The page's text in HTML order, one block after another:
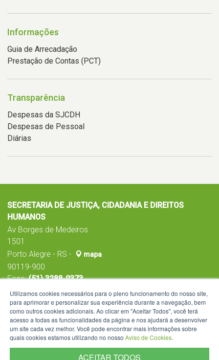
Informações
Guia de Arrecadação
Prestação de Contas (PCT)
Transparência
Despesas da SJCDH
Despesas de Pessoal
Diárias
SECRETARIA DE JUSTIÇA, CIDADANIA E DIREITOS
HUMANOS
Av Borges de Medeiros
1501
Porto Alegre - RS -
mapa
90119-900
Fone:(51) 3288-9373
Utilizamos cookies necessários para o pleno funcionamento do nosso site,
para aprimorar e personalizar sua experiência durante a navegação, bem
como outros cookies adicionais. Ao clicar em "Aceitar Todos", você terá
acesso a todas as funcionalidades da página e nos ajudará a desenvolver
um site cada vez melhor. Você pode encontrar mais informações sobre
quais cookies estamos utilizando no nosso Aviso de Cookies.
ACEITAR TODOS